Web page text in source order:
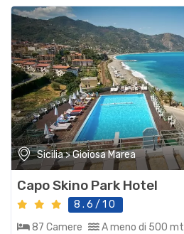
Sicilia > Gioiosa Marea
Capo Skino Park Hotel
8.6/10
87 Camere
A meno di 500 mt